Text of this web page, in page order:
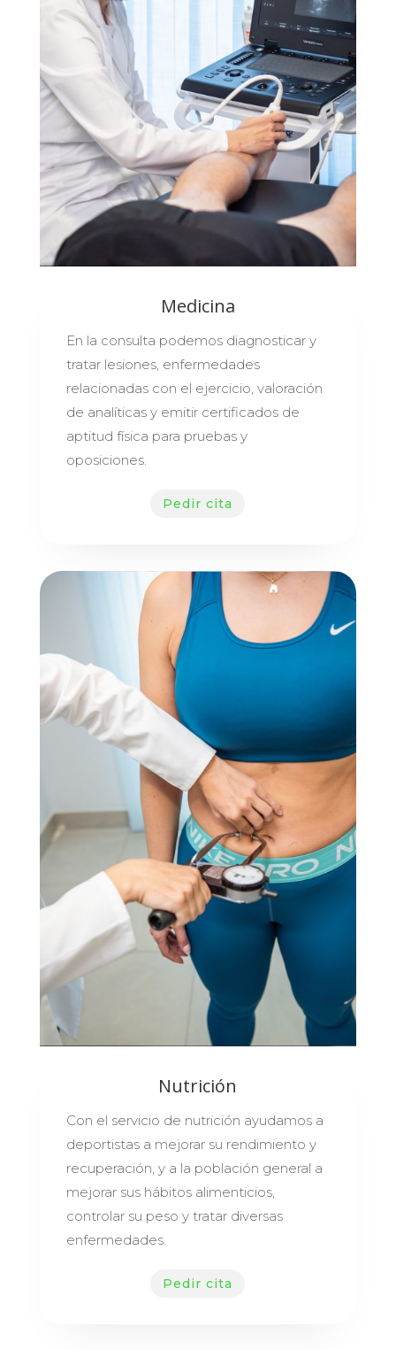
Medicina
En la consulta podemos diagnosticar y
tratar lesiones, enfermedades
relacionadas con el ejercicio, valoración
de analíticas y emitir certificados de
aptitud física para pruebas y
oposiciones.
Pedir cita
Nutrición
Con el servicio de nutrición ayudamos a
deportistas a mejorar su rendimiento y
recuperación, y a la población general a
mejorar sus hábitos alimenticios,
controlar su peso y tratar diversas
enfermedades.
Pedir cita